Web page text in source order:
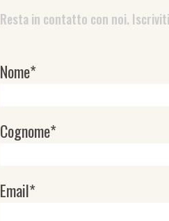
Resta in contatto con noi.
Newsletter
Nome*
Cognome*
Email*